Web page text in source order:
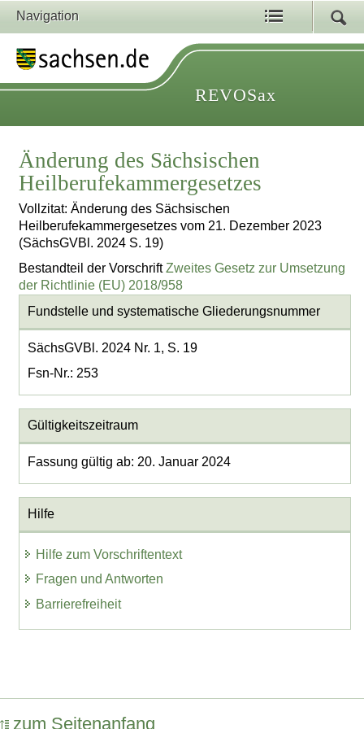
Navigation
REVOSax
Änderung des Sächsischen
Heilberufekammergesetzes
Vollzitat: Änderung des Sächsischen
Heilberufekammergesetzes vom 21. Dezember 2023
(SächsGVBl. 2024 S. 19)
Bestandteil der VorschriftZweites Gesetz zur Umsetzung
der Richtlinie (EU) 2018/958
Fundstelle und systematische Gliederungsnummer
SächsGVBl. 2024 Nr. 1, S. 19
Fsn-Nr.: 253
Gültigkeitszeitraum
Fassung gültig ab: 20. Januar 2024
Hilfe
Hilfe zum Vorschriftentext
Fragen und Antworten
Barrierefreiheit
zum Seitenanfang